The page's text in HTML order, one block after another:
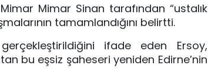
Mimar Sinan tarafından “ustalık
tamamlandığını belirtti.
gerçekleştirildiğini ifade eden Ersoy,
bu eşsiz şaheseri yeniden Edirne’nin